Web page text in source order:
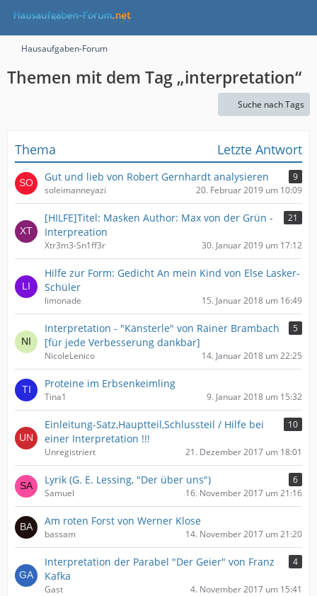
Hausaufgaben-Forum
Themen mit dem Tag „interpretation“
Suche nach Tags
Thema Letzte Antwort
Gut und lieb von Robert Gernhardt analysieren
9
soleimanneyazi
20. Februar 2019 um 10:09
[HILFE]Titel: Masken Author: Max von der Grün -
Interpreation
21
Xtr3m3-Sn1ff3r 30. Januar 2019 um 17:12
Hilfe zur Form: Gedicht An mein Kind von Else Lasker-
Schüler
limonade 15. Januar 2018 um 16:49
Interpretation - "Känsterle" von Rainer Brambach
[für jede Verbesserung dankbar]
5
NicoleLenico 14. Januar 2018 um 22:25
Proteine im Erbsenkeimling
Tina1 9. Januar 2018 um 15:32
Einleitung-Satz,Hauptteil,Schlussteil / Hilfe bei
einer Interpretation !!!
10
Unregistriert 21. Dezember 2017 um 18:01
Lyrik (G. E. Lessing, "Der über uns")
6
Samuel
16. November 2017 um 21:16
Am roten Forst von Werner Klose
bassam 14. November 2017 um 21:20
Interpretation der Parabel "Der Geier" von Franz
Kafka
4
Gast 4. November 2017 um 15:41